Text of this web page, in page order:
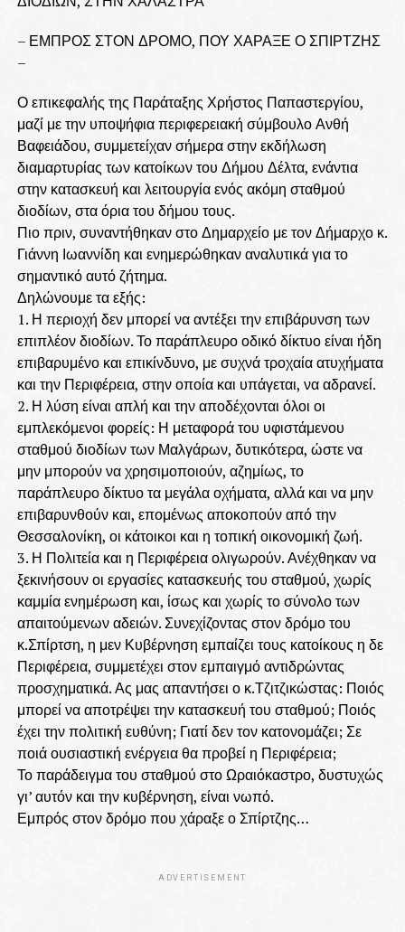
– ΕΜΠΡΟΣ ΣΤΟΝ ΔΡΟΜΟ, ΠΟΥ ΧΑΡΑΞΕ Ο ΣΠΙΡΤΖΗΣ
–
Ο επικεφαλής της Παράταξης Χρήστος Παπαστεργίου,
μαζί με την υποψήφια περιφερειακή σύμβουλο Ανθή
Βαφειάδου, συμμετείχαν σήμερα στην εκδήλωση
διαμαρτυρίας των κατοίκων του Δήμου Δέλτα, ενάντια
στην κατασκευή και λειτουργία ενός ακόμη σταθμού
διοδίων, στα όρια του δήμου τους.
Πιο πριν, συναντήθηκαν στο Δημαρχείο με τον Δήμαρχο κ.
Γιάννη Ιωαννίδη και ενημερώθηκαν αναλυτικά για το
σημαντικό αυτό ζήτημα.
Δηλώνουμε τα εξής:
1. Η περιοχή δεν μπορεί να αντέξει την επιβάρυνση των
επιπλέον διοδίων. Το παράπλευρο οδικό δίκτυο είναι ήδη
επιβαρυμένο και επικίνδυνο, με συχνά τροχαία ατυχήματα
και την Περιφέρεια, στην οποία και υπάγεται, να αδρανεί.
2. Η λύση είναι απλή και την αποδέχονται όλοι οι
εμπλεκόμενοι φορείς: Η μεταφορά του υφιστάμενου
σταθμού διοδίων των Μαλγάρων, δυτικότερα, ώστε να
μην μπορούν να χρησιμοποιούν, αζημίως, το
παράπλευρο δίκτυο τα μεγάλα οχήματα, αλλά και να μην
επιβαρυνθούν και, επομένως αποκοπούν από την
Θεσσαλονίκη, οι κάτοικοι και η τοπική οικονομική ζωή.
3. Η Πολιτεία και η Περιφέρεια ολιγωρούν. Ανέχθηκαν να
ξεκινήσουν οι εργασίες κατασκευής του σταθμού, χωρίς
καμμία ενημέρωση και, ίσως και χωρίς το σύνολο των
απαιτούμενων αδειών. Συνεχίζοντας στον δρόμο του
κ.Σπίρτση, η μεν Κυβέρνηση εμπαίζει τους κατοίκους η δε
Περιφέρεια, συμμετέχει στον εμπαιγμό αντιδρώντας
προσχηματικά. Ας μας απαντήσει ο κ.Τζιτζικώστας: Ποιός
μπορεί να αποτρέψει την κατασκευή του σταθμού; Ποιός
έχει την πολιτική ευθύνη; Γιατί δεν τον κατονομάζει; Σε
ποιά ουσιαστική ενέργεια θα προβεί η Περιφέρεια;
Το παράδειγμα του σταθμού στο Ωραιόκαστρο, δυστυχώς
γι’ αυτόν και την κυβέρνηση, είναι νωπό.
Εμπρός στον δρόμο που χάραξε ο Σπίρτζης…
ADVERTISEMENT